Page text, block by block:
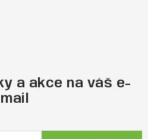
a akce na váš e-
mail